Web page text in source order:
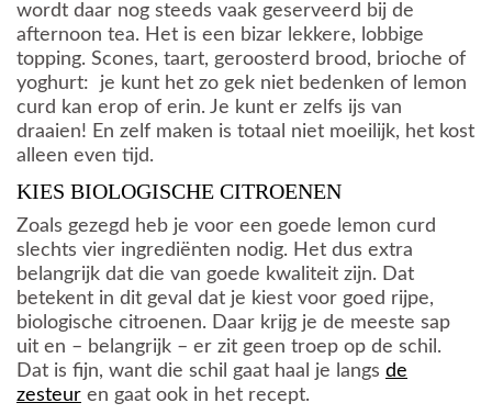
wordt daar nog steeds vaak geserveerd bij de
afternoon tea. Het is een bizar lekkere, lobbige
topping. Scones, taart, geroosterd brood, brioche of
yoghurt: je kunt het zo gek niet bedenken of lemon
curd kan erop of erin. Je kunt er zelfs ijs van
draaien! En zelf maken is totaal niet moeilijk, het kost
alleen even tijd.
KIES BIOLOGISCHE CITROENEN
Zoals gezegd heb je voor een goede lemon curd
slechts vier ingrediënten nodig. Het dus extra
belangrijk dat die van goede kwaliteit zijn. Dat
betekent in dit geval dat je kiest voor goed rijpe,
biologische citroenen. Daar krijg je de meeste sap
uit en – belangrijk – er zit geen troep op de schil.
Dat is fijn, want die schil gaat haal je langs de
zesteur en gaat ook in het recept.